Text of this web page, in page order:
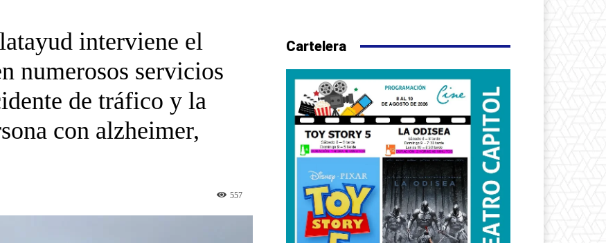
interviene el
numerosos servicios
de tráfico y la
con alzheimer,
557
Cartelera